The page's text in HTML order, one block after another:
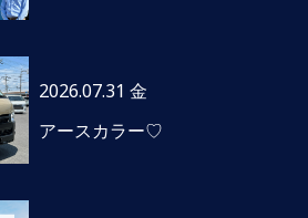
2026.07.31 金
アースカラー♡